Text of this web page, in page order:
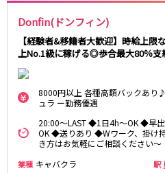
Donfin(ドンフィン)
【経験者&移籍者大歓迎】時給上
上No.1級に稼げる◎歩合最大80％支
8000円以上 各種高額バックあ
ュラ ー勤務優遇
20:00～LAST ◆1日4h～OK ◆早
OK ◆送りあり ◆Wワーク、掛け
き方はお気軽にご相談ください～
業種 キャバクラ 駅
京急川崎駅
横浜
京急蒲田駅
横須
日ノ出町駅
京急
上大岡駅
平和島駅